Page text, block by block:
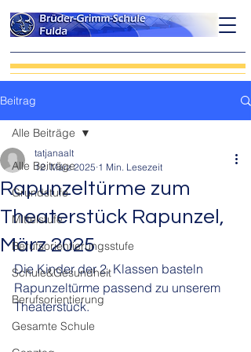
Beitrag
Alle Beiträge
Grundstufe
Mittelstufe
Berufsorientierungsstufe
Schule&Gesundheit
Berufsorientierung
Gesamte Schule
Alle Beiträge
Rapunzeltürme zum
Theaterstück Rapunzel,
März 2025
tatjanaalt
12. März 2025 1 Min. Lesezeit
Die Kinder der 2. Klassen basteln
Rapunzeltürme passend zu unserem
Theaterstück.